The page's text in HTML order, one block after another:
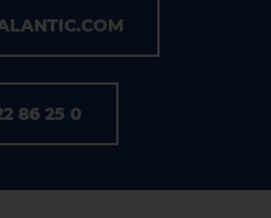
86 25 0